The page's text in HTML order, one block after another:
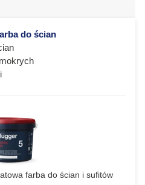
do ścian
farba do ścian i sufitów